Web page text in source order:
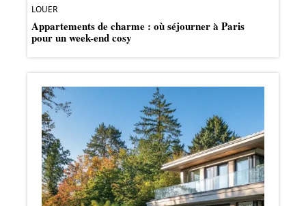
LOUER
Appartements de charme : où séjourner à Paris
pour un week-end cosy